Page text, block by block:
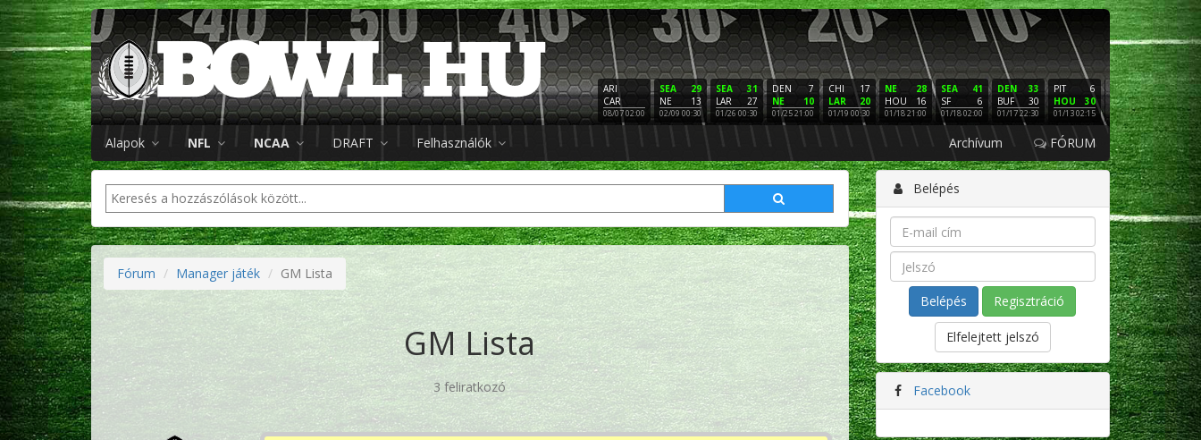
ARI
CAR
08/07 02:00
29
SEA
13
NE
02/09 00:30
31
SEA
27
LAR
01/26 00:30
7
DEN
10
NE
01/25 21:00
17
CHI
20
LAR
01/19 00:30
28
NE
16
HOU
01/18 21:00
41
SEA
6
SF
01/18 02:00
33
DEN
30
BUF
01/17 22:30
6
PIT
30
HOU
01/13 02:15
16
NE
3
LAC
01/12 02:00
PHI
SF
01/11
Alapok NFL NCAA DRAFT Felhasználók Archívum FÓRUM
Fórum Manager játék GM Lista
GM Lista
3 feliratkozó
Belépés
Regisztráció
Elfelejtett jelszó
Facebook